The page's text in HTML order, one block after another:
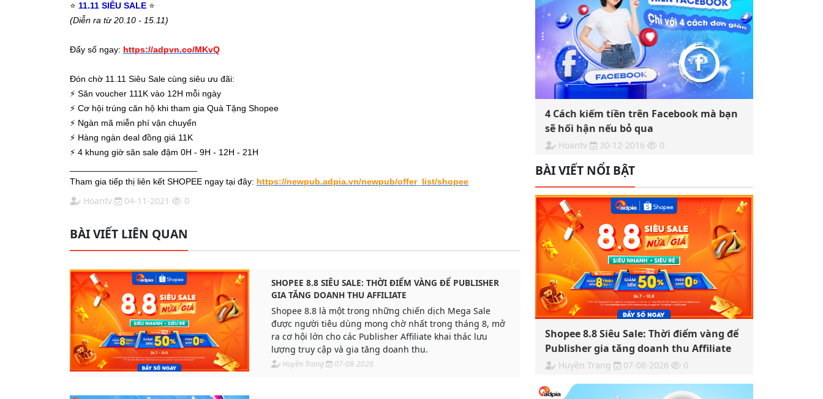
⭐️ 11.11 SIÊU SALE ⭐️
(Diễn ra từ 20.10 - 15.11)
Đẩy số ngay: https://adpvn.co/MKvQ
Đón chờ 11.11 Siêu Sale cùng siêu ưu đãi:
⚡ Săn voucher 111K vào 12H mỗi ngày
⚡ Cơ hội trúng căn hộ khi tham gia Quà Tặng Shopee
⚡ Ngàn mã miễn phí vận chuyển
⚡ Hàng ngàn deal đồng giá 11K
⚡ 4 khung giờ săn sale đậm 0H - 9H - 12H - 21H
Tham gia tiếp thị liên kết SHOPEE ngay tại đây: https://newpub.adpia.vn/newpub/offer_list/shopee
Hoantv 04-11-2021 0
BÀI VIẾT LIÊN QUAN
SHOPEE 8.8 SIÊU SALE: THỜI ĐIỂM VÀNG ĐỂ PUBLISHER
GIA TĂNG DOANH THU AFFILIATE
Shopee 8.8 là một trong những chiến dịch Mega Sale
được người tiêu dùng mong chờ nhất trong tháng 8, mở
ra cơ hội lớn cho các Publisher Affiliate khai thác lưu
lượng truy cập và gia tăng doanh thu.
Huyền Trang 07-08-2026
4 Cách kiếm tiền trên Facebook mà bạn
sẽ hối hận nếu bỏ qua
Hoantv 30-12-2016 0
BÀI VIẾT NỔI BẬT
Shopee 8.8 Siêu Sale: Thời điểm vàng để
Publisher gia tăng doanh thu Affiliate
Huyền Trang 07-08-2026 0